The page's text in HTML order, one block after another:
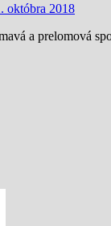
októbra 2018
a prelomová